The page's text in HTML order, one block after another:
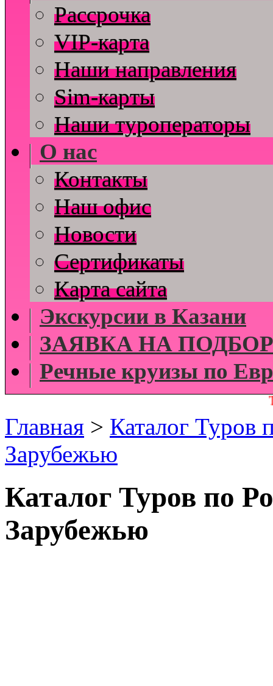
Рассрочка
VIP-карта
Наши направления
Sim-карты
Наши туроператоры
О нас
Контакты
Наш офис
Новости
Cертификаты
Карта сайта
Экскурсии в Казани
ЗАЯВКА НА
Речные круизы по
Главная > Каталог Туров
Зарубежью
Каталог Туров по
Зарубежью